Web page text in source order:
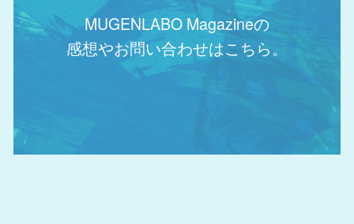
MUGENLABO Magazineの
感想やお問い合わせはこちら。